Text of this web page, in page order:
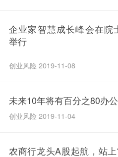
企业家智慧成长峰会在院
举行
创业风险 2019-11-08
未来10年将有百分之80办
创业风险 2019-11-04
农商行龙头A股起航，站上